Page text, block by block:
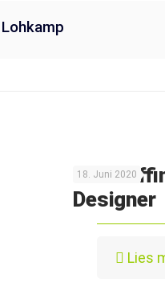
18. Juni 2020
NEU:
Designer
Lies